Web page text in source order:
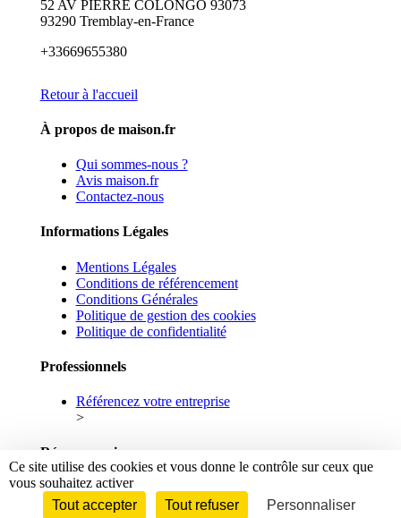
52 AV PIERRE COLONGO 93073
93290 Tremblay-en-France
+33669655380
Retour à l'accueil
À propos de maison.fr
Qui sommes-nous ?
Avis maison.fr
Contactez-nous
Informations Légales
Mentions Légales
Conditions de référencement
Conditions Générales
Politique de gestion des cookies
Politique de confidentialité
Professionnels
Référencez votre entreprise
>
Réseaux sociaux
Facebook
Linkedin
Ce site utilise des cookies et vous donne le contrôle sur ceux que
vous souhaitez activer
Tout accepter
Tout refuser Personnaliser